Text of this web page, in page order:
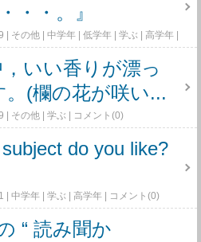
・・。』
その他 中学年 低学年 学ぶ
高学年
，いい香りが漂っ
。(欄の花が咲い...
その他 学ぶ コメント(0)
subject do you like?
中学年 学ぶ 高学年 コメント(0)
“ 読み聞か